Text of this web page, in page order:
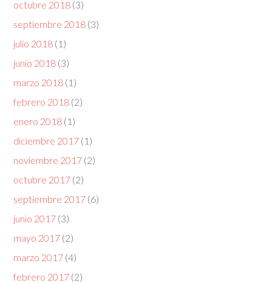
octubre 2018 (3)
septiembre 2018 (3)
julio 2018 (1)
junio 2018 (3)
marzo 2018 (1)
febrero 2018 (2)
enero 2018 (1)
diciembre 2017 (1)
noviembre 2017 (2)
octubre 2017 (2)
septiembre 2017 (6)
junio 2017 (3)
mayo 2017 (2)
marzo 2017 (4)
febrero 2017 (2)